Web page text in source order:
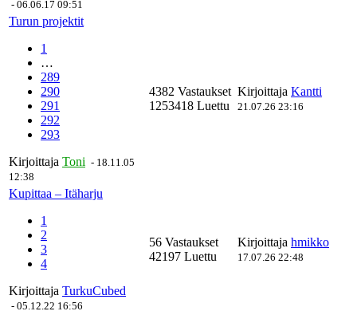
- 06.06.17 09:51
Turun projektit
1
…
289
290
291
292
293
Kirjoittaja Toni - 18.11.05
12:38
4382 Vastaukset
1253418 Luettu
Kirjoittaja Kantti
21.07.26 23:16
Kupittaa – Itäharju
1
2
3
4
Kirjoittaja TurkuCubed
- 05.12.22 16:56
56 Vastaukset
42197 Luettu
Kirjoittaja hmikko
17.07.26 22:48